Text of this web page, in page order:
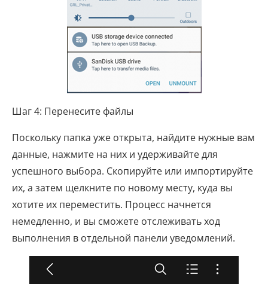
Шаг 4: Перенесите файлы
Поскольку папка уже открыта, найдите нужные вам
данные, нажмите на них и удерживайте для
успешного выбора. Скопируйте или импортируйте
их, а затем щелкните по новому месту, куда вы
хотите их переместить. Процесс начнется
немедленно, и вы сможете отслеживать ход
выполнения в отдельной панели уведомлений.